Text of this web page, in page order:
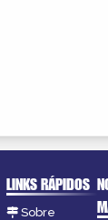
LINKS RÁPIDOS
Sobre